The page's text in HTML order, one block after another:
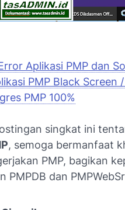
Aplikasi PMP dan
PMP Black Screen
PMP 100%
singkat ini
, semoga bermanfaat
PMP, bagikan
PMPDB dan